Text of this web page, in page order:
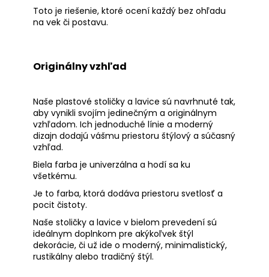
Toto je riešenie, ktoré ocení každý bez ohľadu
na vek či postavu.
Originálny vzhľad
Naše plastové stoličky a lavice sú navrhnuté tak,
aby vynikli svojím jedinečným a originálnym
vzhľadom. Ich jednoduché línie a moderný
dizajn dodajú vášmu priestoru štýlový a súčasný
vzhľad.
Biela farba je univerzálna a hodí sa ku
všetkému.
Je to farba, ktorá dodáva priestoru svetlosť a
pocit čistoty.
Naše stoličky a lavice v bielom prevedení sú
ideálnym doplnkom pre akýkoľvek štýl
dekorácie, či už ide o moderný, minimalistický,
rustikálny alebo tradičný štýl.